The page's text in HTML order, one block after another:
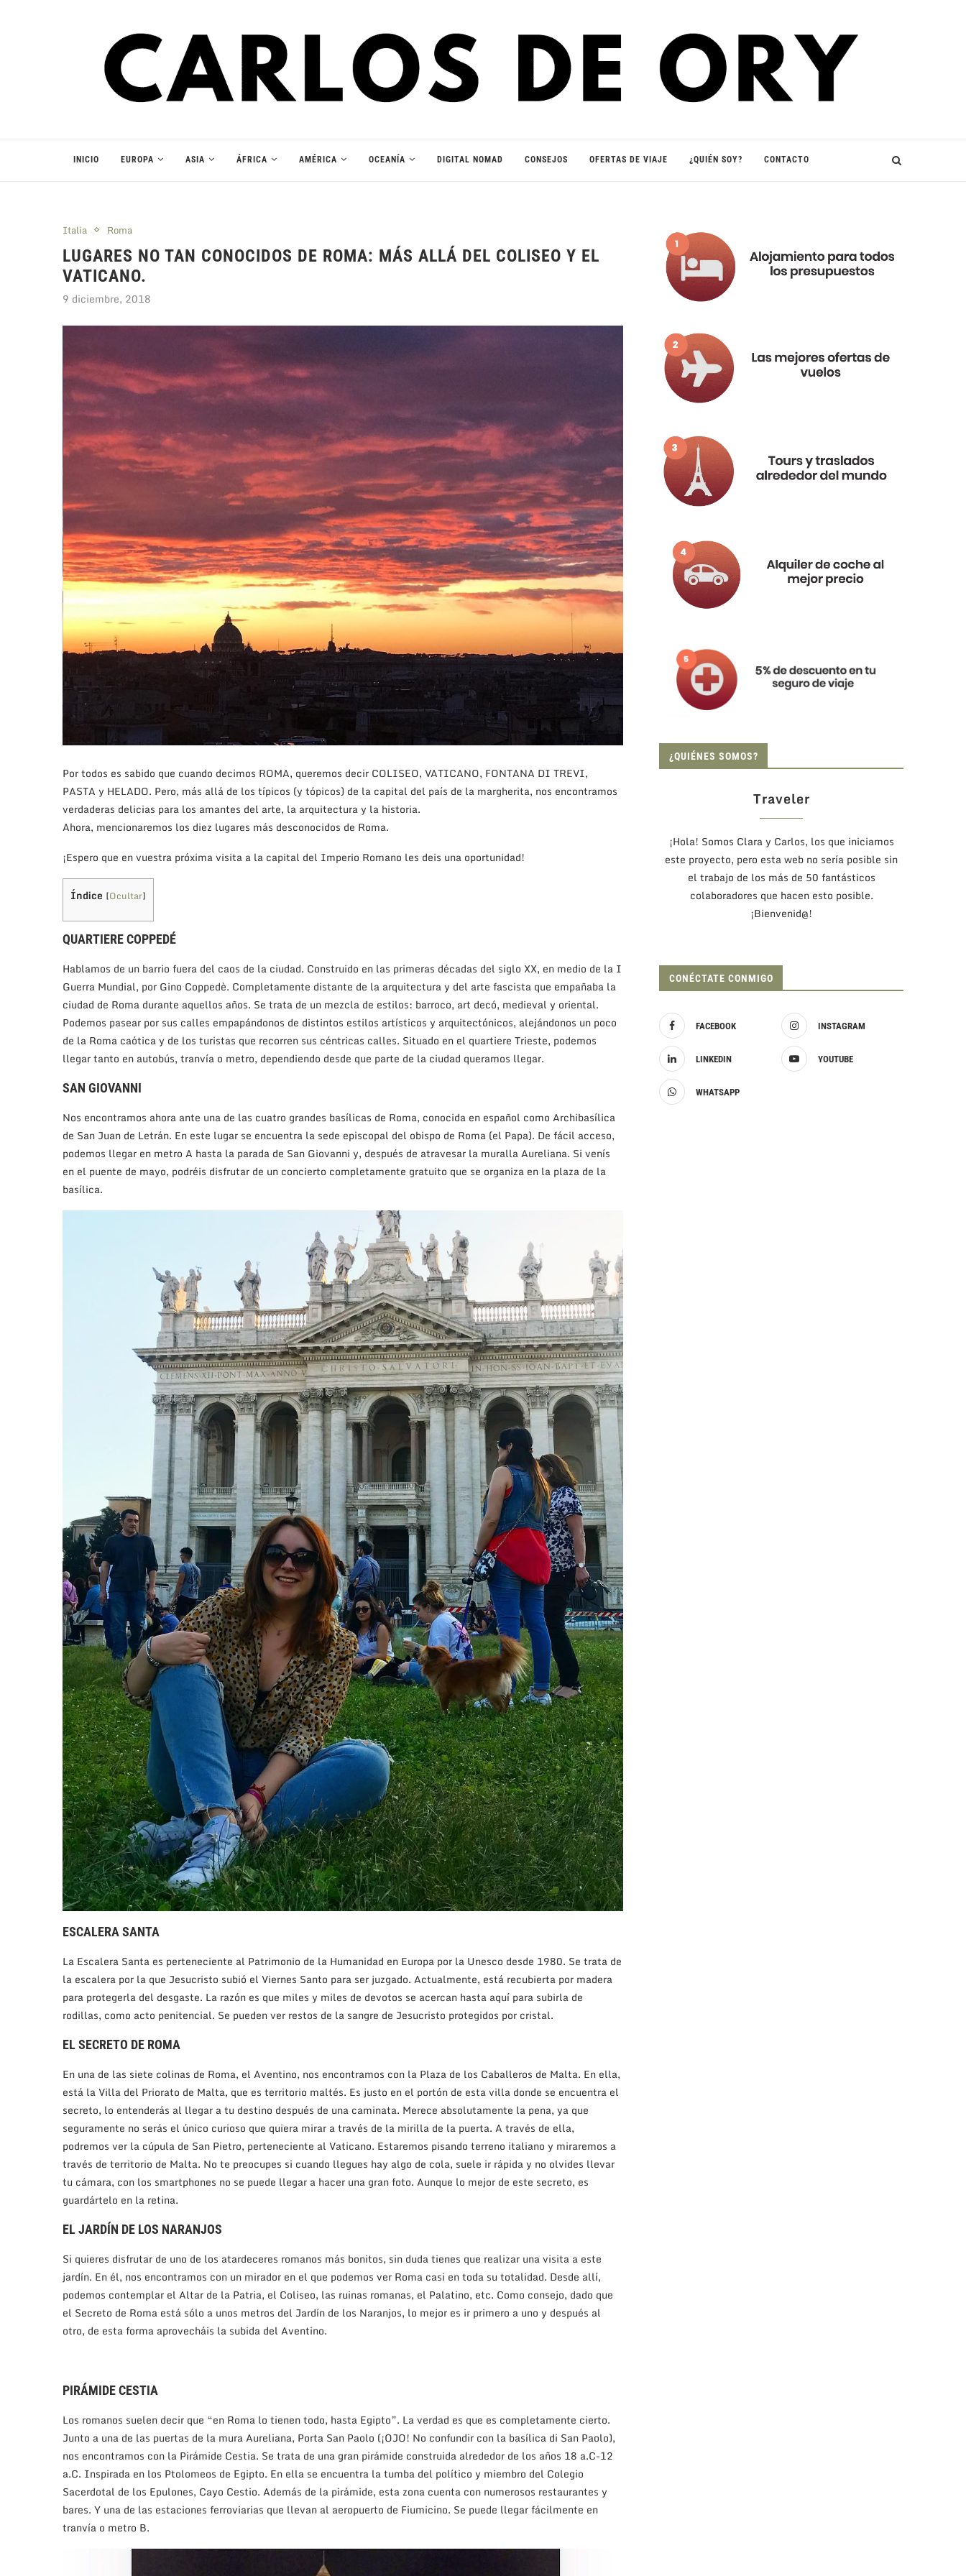
INICIO EUROPA ASIA ÁFRICA AMÉRICA OCEANÍA DIGITAL NOMAD CONSEJOS OFERTAS DE VIAJE ¿QUIÉN SOY? CONTACTO
Italia Roma
LUGARES NO TAN CONOCIDOS DE ROMA: MÁS ALLÁ DEL COLISEO Y EL
VATICANO.
9 diciembre, 2018
Por todos es sabido que cuando decimos ROMA, queremos decir COLISEO, VATICANO, FONTANA DI TREVI,
PASTA y HELADO. Pero, más allá de los típicos (y tópicos) de la capital del país de la margherita, nos encontramos
verdaderas delicias para los amantes del arte, la arquitectura y la historia.
Ahora, mencionaremos los diez lugares más desconocidos de Roma.
¡Espero que en vuestra próxima visita a la capital del Imperio Romano les deis una oportunidad!
Índice [Ocultar]
QUARTIERE COPPEDÉ
Hablamos de un barrio fuera del caos de la ciudad. Construido en las primeras décadas del siglo XX, en medio de la I
Guerra Mundial, por Gino Coppedè. Completamente distante de la arquitectura y del arte fascista que empañaba la
ciudad de Roma durante aquellos años. Se trata de un mezcla de estilos: barroco, art decó, medieval y oriental.
Podemos pasear por sus calles empapándonos de distintos estilos artísticos y arquitectónicos, alejándonos un poco
de la Roma caótica y de los turistas que recorren sus céntricas calles. Situado en el quartiere Trieste, podemos
llegar tanto en autobús, tranvía o metro, dependiendo desde que parte de la ciudad queramos llegar.
SAN GIOVANNI
Nos encontramos ahora ante una de las cuatro grandes basílicas de Roma, conocida en español como Archibasílica
de San Juan de Letrán. En este lugar se encuentra la sede episcopal del obispo de Roma (el Papa). De fácil acceso,
podemos llegar en metro A hasta la parada de San Giovanni y, después de atravesar la muralla Aureliana. Si venís
en el puente de mayo, podréis disfrutar de un concierto completamente gratuito que se organiza en la plaza de la
basílica.
ESCALERA SANTA
La Escalera Santa es perteneciente al Patrimonio de la Humanidad en Europa por la Unesco desde 1980. Se trata de
la escalera por la que Jesucristo subió el Viernes Santo para ser juzgado. Actualmente, está recubierta por madera
para protegerla del desgaste. La razón es que miles y miles de devotos se acercan hasta aquí para subirla de
rodillas, como acto penitencial. Se pueden ver restos de la sangre de Jesucristo protegidos por cristal.
EL SECRETO DE ROMA
En una de las siete colinas de Roma, el Aventino, nos encontramos con la Plaza de los Caballeros de Malta. En ella,
está la Villa del Priorato de Malta, que es territorio maltés. Es justo en el portón de esta villa donde se encuentra el
secreto, lo entenderás al llegar a tu destino después de una caminata. Merece absolutamente la pena, ya que
seguramente no serás el único curioso que quiera mirar a través de la mirilla de la puerta. A través de ella,
podremos ver la cúpula de San Pietro, perteneciente al Vaticano. Estaremos pisando terreno italiano y miraremos a
través de territorio de Malta. No te preocupes si cuando llegues hay algo de cola, suele ir rápida y no olvides llevar
tu cámara, con los smartphones no se puede llegar a hacer una gran foto. Aunque lo mejor de este secreto, es
guardártelo en la retina.
EL JARDÍN DE LOS NARANJOS
Si quieres disfrutar de uno de los atardeceres romanos más bonitos, sin duda tienes que realizar una visita a este
jardín. En él, nos encontramos con un mirador en el que podemos ver Roma casi en toda su totalidad. Desde allí,
podemos contemplar el Altar de la Patria, el Coliseo, las ruinas romanas, el Palatino, etc. Como consejo, dado que
el Secreto de Roma está sólo a unos metros del Jardín de los Naranjos, lo mejor es ir primero a uno y después al
otro, de esta forma aprovecháis la subida del Aventino.
PIRÁMIDE CESTIA
Los romanos suelen decir que “en Roma lo tienen todo, hasta Egipto”. La verdad es que es completamente cierto.
Junto a una de las puertas de la mura Aureliana, Porta San Paolo (¡OJO! No confundir con la basílica di San Paolo),
nos encontramos con la Pirámide Cestia. Se trata de una gran pirámide construida alrededor de los años 18 a.C-12
a.C. Inspirada en los Ptolomeos de Egipto. En ella se encuentra la tumba del político y miembro del Colegio
Sacerdotal de los Epulones, Cayo Cestio. Además de la pirámide, esta zona cuenta con numerosos restaurantes y
bares. Y una de las estaciones ferroviarias que llevan al aeropuerto de Fiumicino. Se puede llegar fácilmente en
tranvía o metro B.
¿QUIÉNES SOMOS?
Traveler
¡Hola! Somos Clara y Carlos, los que iniciamos
este proyecto, pero esta web no sería posible sin
el trabajo de los más de 50 fantásticos
colaboradores que hacen esto posible.
¡Bienvenid@!
CONÉCTATE CONMIGO
FACEBOOK INSTAGRAM
LINKEDIN YOUTUBE
WHATSAPP